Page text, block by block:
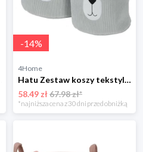
-14%
4Home
Hatu Zestaw koszy tekstylnych dla dzieci Niedźwiedź, 2 szt. 4-Home
58.49 zł67.98 zł*
*najniższa cena z 30 dni przed obniżką